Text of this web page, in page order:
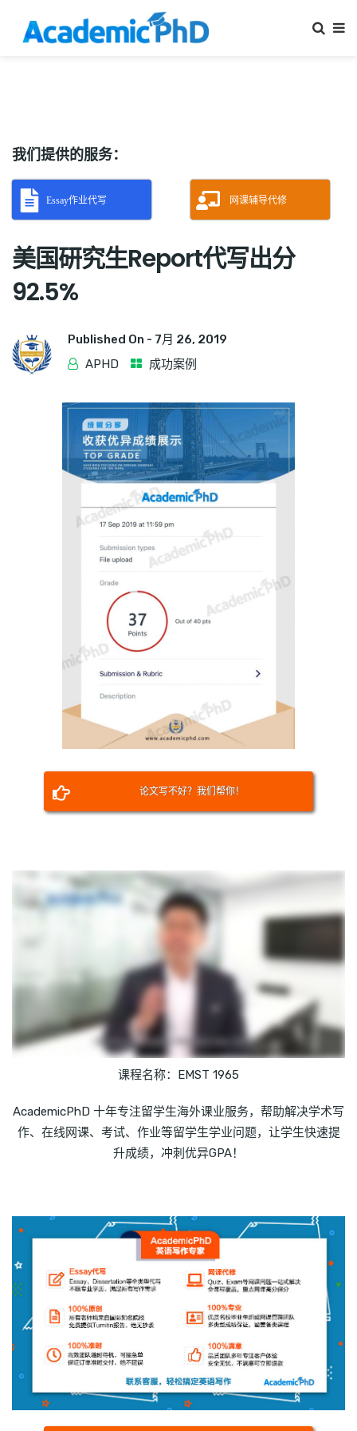
我们提供的服务：
Essay作业代写 网课辅导代修
美国研究生Report代写出分
92.5%
Published On - 7月 26, 2019
APHD
成功案例
论文写不好？我们帮你！
课程名称：EMST 1965
AcademicPhD 十年专注留学生海外课业服务，帮助解决学术写
作、在线网课、考试、作业等留学生学业问题，让学生快速提
升成绩，冲刺优异GPA！